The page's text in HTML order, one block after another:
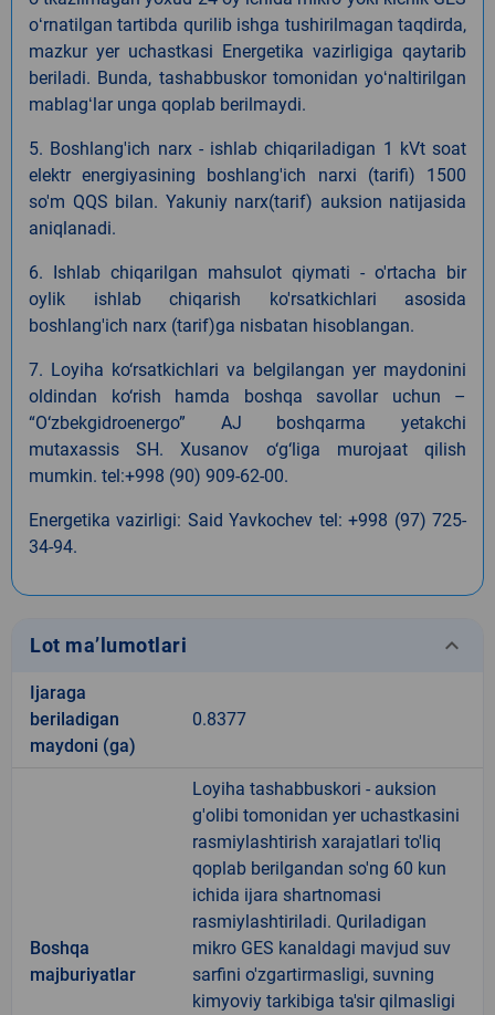
oʻrnatilgan tartibda qurilib ishga tushirilmagan taqdirda,
mazkur yer uchastkasi Energetika vazirligiga qaytarib
beriladi. Bunda, tashabbuskor tomonidan yoʻnaltirilgan
mablagʻlar unga qoplab berilmaydi.
5. Boshlang'ich narx - ishlab chiqariladigan 1 kVt soat
elektr energiyasining boshlang'ich narxi (tarifi) 1500
so'm QQS bilan. Yakuniy narx(tarif) auksion natijasida
aniqlanadi.
6. Ishlab chiqarilgan mahsulot qiymati - o'rtacha bir
oylik ishlab chiqarish ko'rsatkichlari asosida
boshlang'ich narx (tarif)ga nisbatan hisoblangan.
7. Loyiha ko‘rsatkichlari va belgilangan yer maydonini
oldindan ko‘rish hamda boshqa savollar uchun –
“O‘zbekgidroenergo” AJ boshqarma yetakchi
mutaxassis SH. Xusanov o‘g‘liga murojaat qilish
mumkin. tel:+998 (90) 909-62-00.
Energetika vazirligi: Said Yavkochev tel: +998 (97) 725-
34-94.
Lot ma’lumotlari keyboard_arrow_down
Ijaraga
beriladigan
maydoni (ga)
0.8377
Boshqa
majburiyatlar
Loyiha tashabbuskori - auksion
g'olibi tomonidan yer uchastkasini
rasmiylashtirish xarajatlari to'liq
qoplab berilgandan so'ng 60 kun
ichida ijara shartnomasi
rasmiylashtiriladi. Quriladigan
mikro GES kanaldagi mavjud suv
sarfini o'zgartirmasligi, suvning
kimyoviy tarkibiga ta'sir qilmasligi